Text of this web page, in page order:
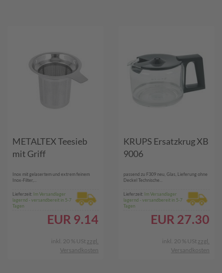
METALTEX Teesieb
mit Griff
Inox mit gelasertem und extrem feinem
Inox-Filter,...
Lieferzeit: Im Versandlager
lagernd - versandbereit in 5-7
Tagen
EUR 9.14
inkl. 20 % USt zzgl.
Versandkosten
KRUPS Ersatzkrug XB
9006
passend zu F309 neu, Glas, Lieferung ohne
Deckel Technische...
Lieferzeit: Im Versandlager
lagernd - versandbereit in 5-7
Tagen
EUR 27.30
inkl. 20 % USt zzgl.
Versandkosten